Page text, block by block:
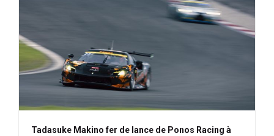
Tadasuke Makino fer de lance de Ponos Racing à